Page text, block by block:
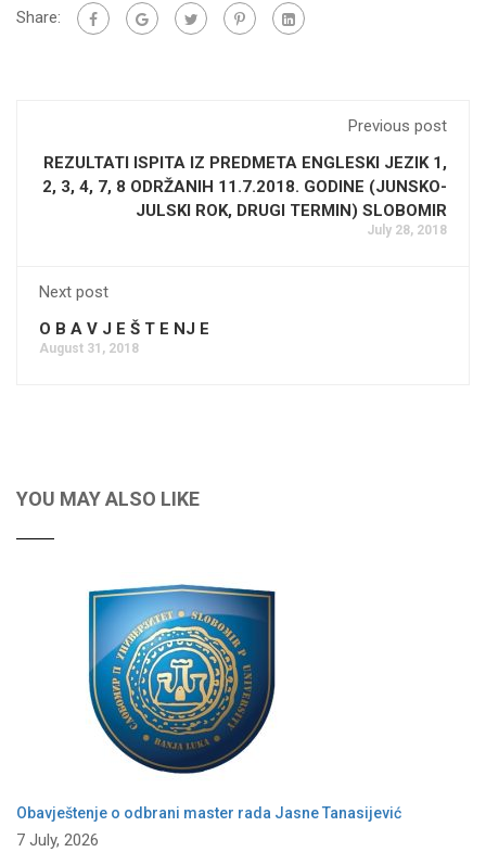
Share:
Previous post
REZULTATI ISPITA IZ PREDMETA ENGLESKI JEZIK 1,
2, 3, 4, 7, 8 ODRŽANIH 11.7.2018. GODINE (JUNSKO-
JULSKI ROK, DRUGI TERMIN) SLOBOMIR
July 28, 2018
Next post
O B A V J E Š T E NJ E
August 31, 2018
YOU MAY ALSO LIKE
Obavještenje o odbrani master rada Jasne Tanasijević
7 July, 2026